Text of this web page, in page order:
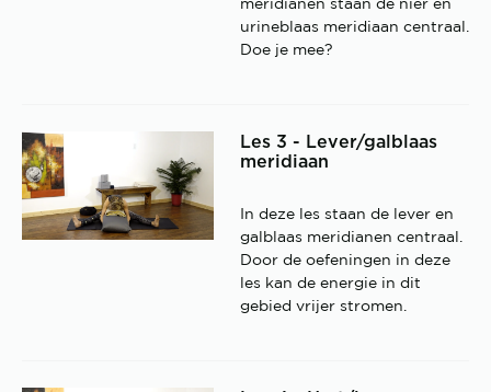
meridianen staan de nier en
urineblaas meridiaan centraal.
Doe je mee?
Les 3 - Lever/galblaas
meridiaan
In deze les staan de lever en
galblaas meridianen centraal.
Door de oefeningen in deze
les kan de energie in dit
gebied vrijer stromen.